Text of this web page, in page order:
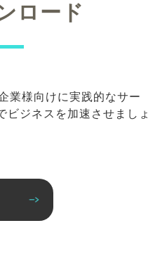
ロード
業様向けに実践的なサー
ビジネスを加速させましょ